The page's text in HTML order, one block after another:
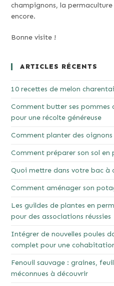
champignons, la permaculture
encore.
Bonne visite !
ARTICLES RÉCENTS
10 recettes de melon
Comment butter ses
pour une récolte généreuse
Comment planter des
Comment préparer son sol en
Quoi mettre dans votre bac à
Comment aménager son
Les guildes de plantes en
pour des associations réussies
Intégrer de nouvelles poules
complet pour une
Fenouil sauvage : graines,
méconnues à découvrir